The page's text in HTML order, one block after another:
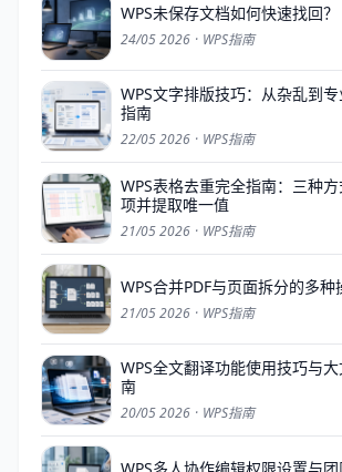
WPS未保存文档如何快速找回？
24/05 2026 · WPS指南
WPS文字排版技巧：从杂乱到
指南
22/05 2026 · WPS指南
WPS表格去重完全指南：三种
项并提取唯一值
21/05 2026 · WPS指南
WPS合并PDF与页面拆分的多
21/05 2026 · WPS指南
WPS全文翻译功能使用技巧与
南
20/05 2026 · WPS指南
WPS多人协作编辑权限设置与